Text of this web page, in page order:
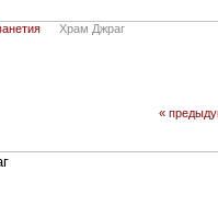
Храм Джраг
«